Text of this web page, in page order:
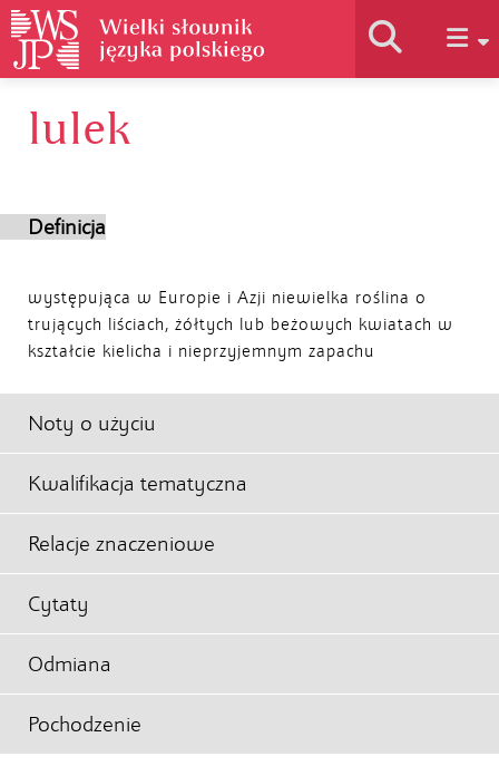
Autorzy
lulek
Definicja
występująca w Europie i Azji niewielka roślina o
trujących liściach, żółtych lub beżowych kwiatach w
kształcie kielicha i nieprzyjemnym zapachu
Noty o użyciu
Kwalifikacja tematyczna
Relacje znaczeniowe
Cytaty
Odmiana
Pochodzenie